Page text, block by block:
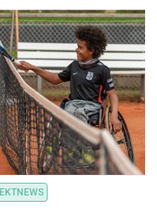
22. Mai 2025 in